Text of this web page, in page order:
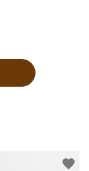
favorite